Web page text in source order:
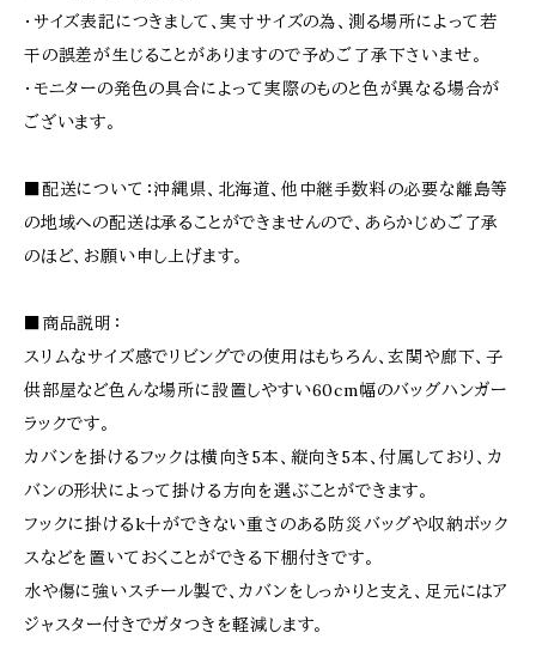
・サイズ表記につきまして、実寸サイズの為、測る場所によって若
干の誤差が生じることがありますので予めご了承下さいませ。
・モニターの発色の具合によって実際のものと色が異なる場合が
ございます。
■配送について：沖縄県、北海道、他中継手数料の必要な離島等
の地域への配送は承ることができませんので、あらかじめご了承
のほど、お願い申し上げます。
■商品説明：
スリムなサイズ感でリビングでの使用はもちろん、玄関や廊下、子
供部屋など色んな場所に設置しやすい60cm幅のバッグハンガー
ラックです。
カバンを掛けるフックは横向き5本、縦向き5本、付属しており、カ
バンの形状によって掛ける方向を選ぶことができます。
フックに掛けるk十ができない重さのある防災バッグや収納ボック
スなどを置いておくことができる下棚付きです。
水や傷に強いスチール製で、カバンをしっかりと支え、足元にはア
ジャスター付きでガタつきを軽減します。